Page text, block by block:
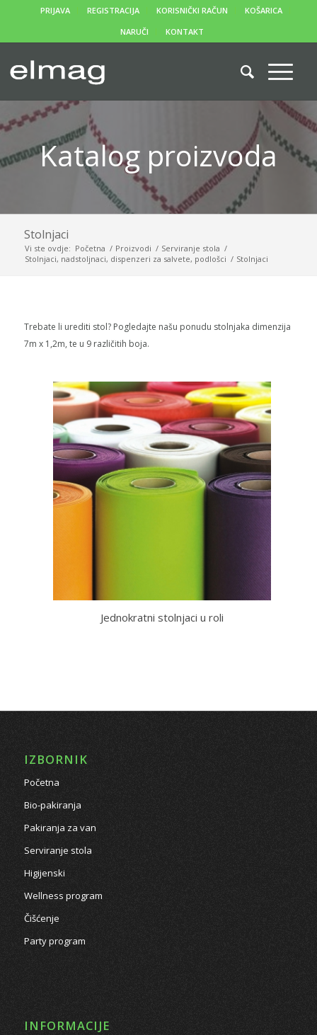
PRIJAVA REGISTRACIJA KORISNIČKI RAČUN
KOŠARICA
NARUČI
KONTAKT
Katalog proizvoda
Stolnjaci
Vi ste ovdje: Početna / Proizvodi / Serviranje stola /
Stolnjaci, nadstoljnaci, dispenzeri za salvete, podlošci / Stolnjaci
Trebate li urediti stol? Pogledajte našu ponudu stolnjaka dimenzija
7m x 1,2m, te u 9 različitih boja.
Jednokratni stolnjaci u roli
IZBORNIK
Početna
Bio-pakiranja
Pakiranja za van
Serviranje stola
Higijenski
Wellness program
Čišćenje
Party program
INFORMACIJE